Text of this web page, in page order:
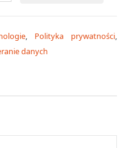
, Polityka prywatności,
danych